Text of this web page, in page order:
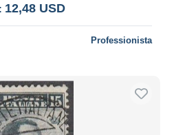
12,48 USD
Professionista